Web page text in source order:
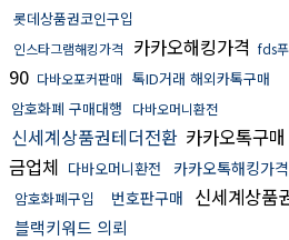
롯데상품권코인구입
인스타그램해킹가격 카카오해킹가격 fds
90 다바오포커판매 톡ID거래 해외카톡구매
암호화폐 구매대행
다바오머니환전
신세계상품권테더전환 카카오톡구매
금업체 다바오머니환전 카카오톡해킹가격
암호화폐구입 번호판구매 신세계상품
블랙키워드 의뢰